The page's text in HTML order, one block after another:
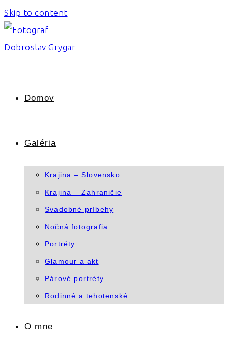
Skip to content
Domov
Galéria
Krajina – Slovensko
Krajina – Zahraničie
Svadobné príbehy
Nočná fotografia
Portréty
Glamour a akt
Párové portréty
Rodinné a tehotenské
O mne